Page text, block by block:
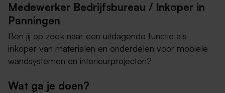
Medewerker Bedrijfsbureau / Inkoper in
Panningen
Ben jij op zoek naar een uitdagende functie als
inkoper van materialen en onderdelen voor mobiele
wandsystemen en interieurprojecten?
Wat ga je doen?